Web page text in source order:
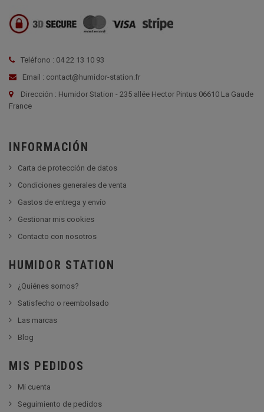
Teléfono : 04 22 13 10 93
Email : contact@humidor-station.fr
Dirección : Humidor Station - 235 allée Hector Pintus 06610 La Gaude
France
INFORMACIÓN
Carta de protección de datos
Condiciones generales de venta
Gastos de entrega y envío
Gestionar mis cookies
Contacto con nosotros
HUMIDOR STATION
¿Quiénes somos?
Satisfecho o reembolsado
Las marcas
Blog
MIS PEDIDOS
Mi cuenta
Seguimiento de pedidos